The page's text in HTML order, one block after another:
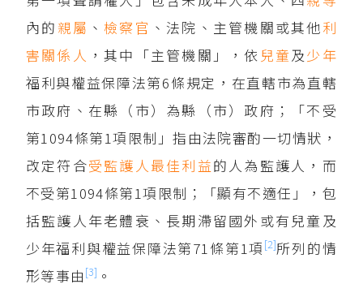
內的 親屬 、檢察官 、法院、主管機關或其他利
害關係人 ，其中「主管機關」，依 兒童及少年
福利與權益保障法第6條規定，在直轄市為直轄
市政府、在縣（市）為縣（市）政府；「不受
第1094條第1項限制」指由法院審酌一切情狀，
改定符合受監護人最佳利益的人為監護人，而
不受第1094條第1項限制；「顯有不適任」，包
括監護人年老體衰、長期滯留國外或有兒童及
少年福利與權益保障法第71條第1項 [2]所列的情
形等事由 [3] 。